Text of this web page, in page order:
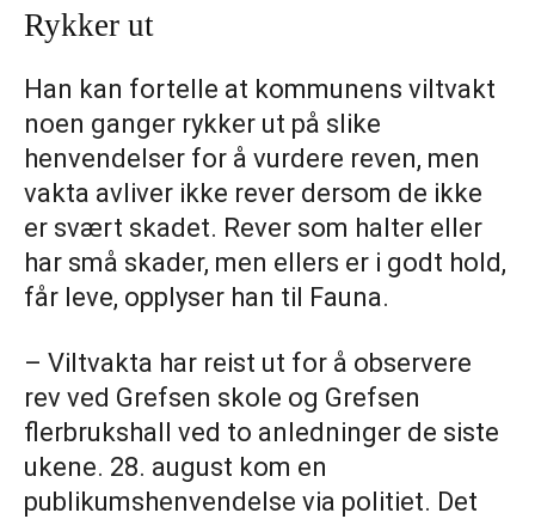
Rykker ut
Han kan fortelle at kommunens viltvakt
noen ganger rykker ut på slike
henvendelser for å vurdere reven, men
vakta avliver ikke rever dersom de ikke
er svært skadet. Rever som halter eller
har små skader, men ellers er i godt hold,
får leve, opplyser han til Fauna.
– Viltvakta har reist ut for å observere
rev ved Grefsen skole og Grefsen
flerbrukshall ved to anledninger de siste
ukene. 28. august kom en
publikumshenvendelse via politiet. Det